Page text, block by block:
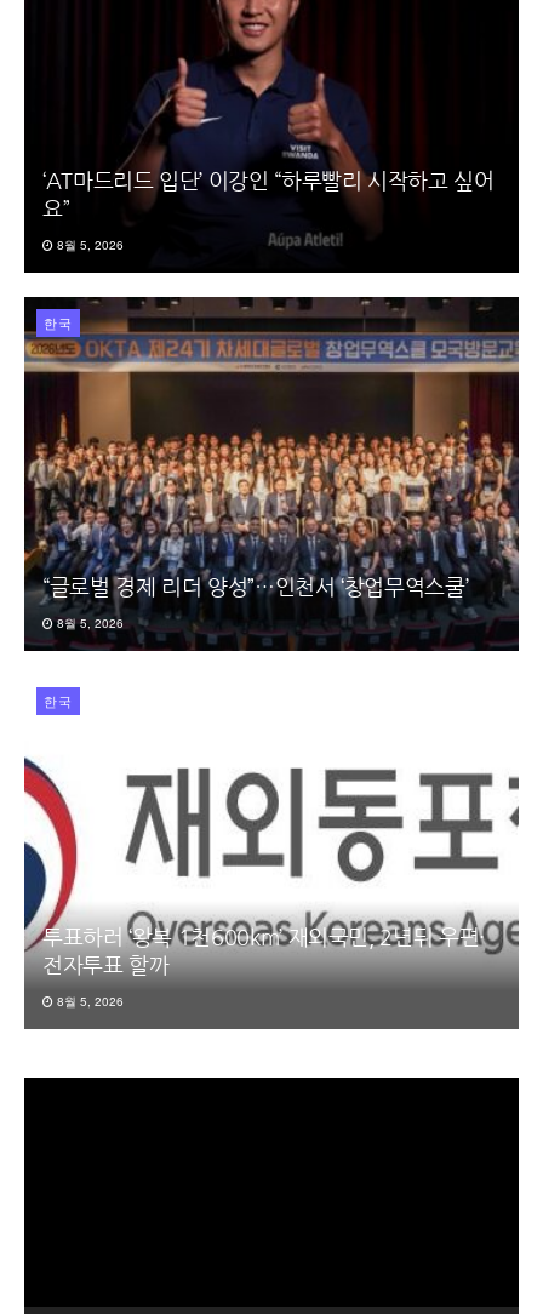
‘AT마드리드 입단’ 이강인 “하루빨리 시작하고 싶어
요”
8월 5, 2026
한국
“글로벌 경제 리더 양성”…인천서 ‘창업무역스쿨’
8월 5, 2026
한국
투표하러 ‘왕복 1천600km’ 재외국민, 2년뒤 우편·
전자투표 할까
8월 5, 2026